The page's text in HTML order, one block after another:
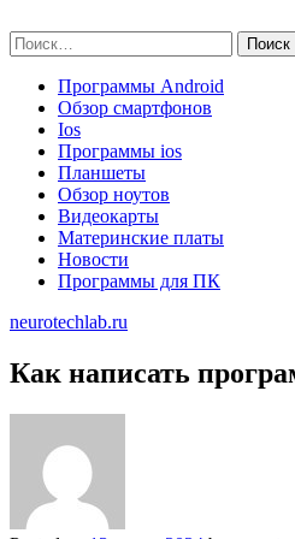
to
content
Найти:
Программы Android
Обзор смартфонов
Ios
Программы ios
Планшеты
Обзор ноутов
Видеокарты
Материнские платы
Новости
Программы для ПК
neurotechlab.ru
Как написать